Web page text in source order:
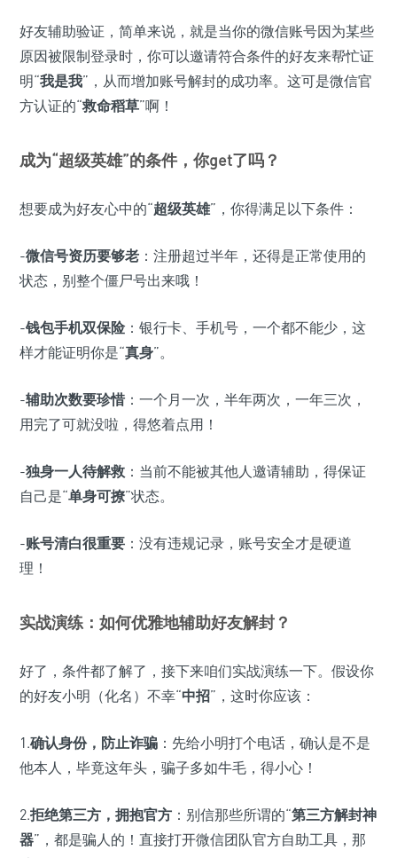
好友辅助验证，简单来说，就是当你的微信账号因为某些
原因被限制登录时，你可以邀请符合条件的好友来帮忙证
明“我是我”，从而增加账号解封的成功率。这可是微信官
方认证的“救命稻草”啊！
成为“超级英雄”的条件，你get了吗？
想要成为好友心中的“超级英雄”，你得满足以下条件：
-微信号资历要够老 ：注册超过半年，还得是正常使用的
状态，别整个僵尸号出来哦！
-钱包手机双保险：银行卡、手机号，一个都不能少，这
样才能证明你是“真身”。
-辅助次数要珍惜 ：一个月一次，半年两次，一年三次，
用完了可就没啦，得悠着点用！
-独身一人待解救 ：当前不能被其他人邀请辅助，得保证
自己是“单身可撩”状态。
-账号清白很重要 ：没有违规记录，账号安全才是硬道
理！
实战演练：如何优雅地辅助好友解封？
好了，条件都了解了，接下来咱们实战演练一下。假设你
的好友小明（化名）不幸“中招”，这时你应该：
1.确认身份，防止诈骗 ：先给小明打个电话，确认是不是
他本人，毕竟这年头，骗子多如牛毛，得小心！
2.拒绝第三方，拥抱官方 ：别信那些所谓的“第三方解封神
器”，都是骗人的！直接打开微信团队官方自助工具，那